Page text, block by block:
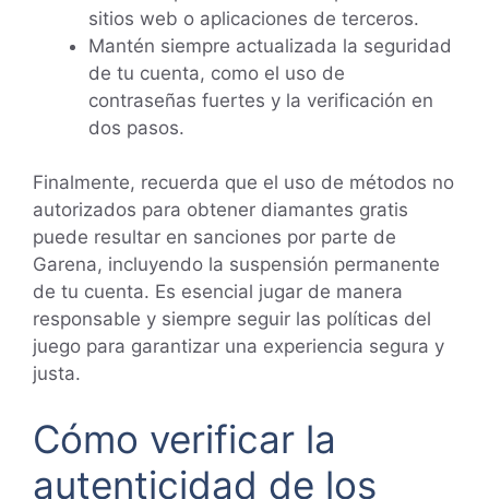
sitios web o aplicaciones de terceros.
Mantén siempre actualizada la seguridad
de tu cuenta, como el uso de
contraseñas fuertes y la verificación en
dos pasos.
Finalmente, recuerda que el uso de métodos no
autorizados para obtener diamantes gratis
puede resultar en sanciones por parte de
Garena, incluyendo la suspensión permanente
de tu cuenta. Es esencial jugar de manera
responsable y siempre seguir las políticas del
juego para garantizar una experiencia segura y
justa.
Cómo verificar la
autenticidad de los